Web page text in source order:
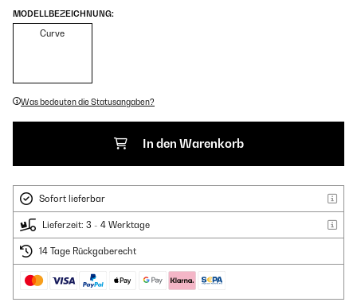
MODELLBEZEICHNUNG:
Curve
Was bedeuten die Statusangaben?
In den Warenkorb
Sofort lieferbar
Lieferzeit: 3 - 4 Werktage
14 Tage Rückgaberecht